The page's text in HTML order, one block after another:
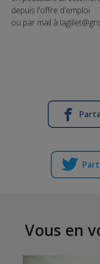
depuis l'offre d'emploi
ou par mail à
Vous en